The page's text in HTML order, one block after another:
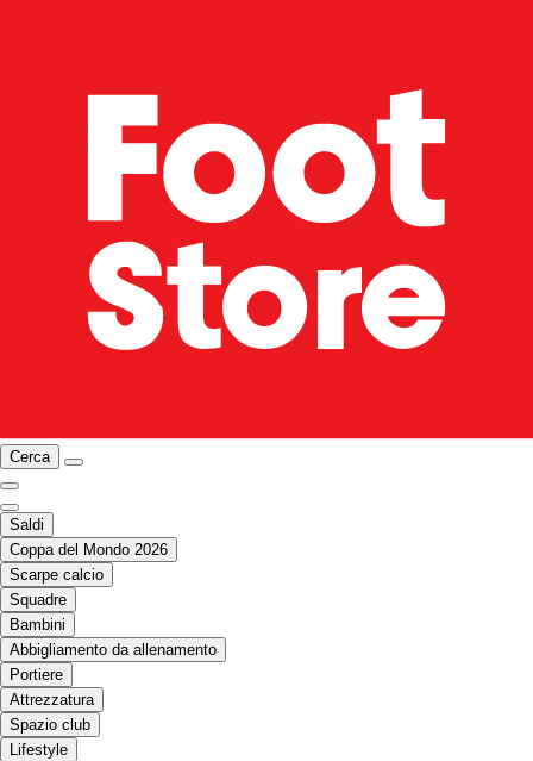
Cerca
Saldi
Coppa del Mondo 2026
Scarpe calcio
Squadre
Bambini
Abbigliamento da allenamento
Portiere
Attrezzatura
Spazio club
Lifestyle